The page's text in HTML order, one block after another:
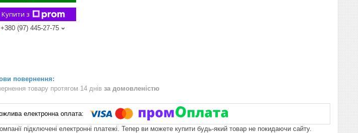
Купити з
+380 (97) 445-27-75
товару протягом 14 днів за домовленістю
підключені електронні платежі. Тепер ви можете купити будь-який товар не покидаючи сайту.